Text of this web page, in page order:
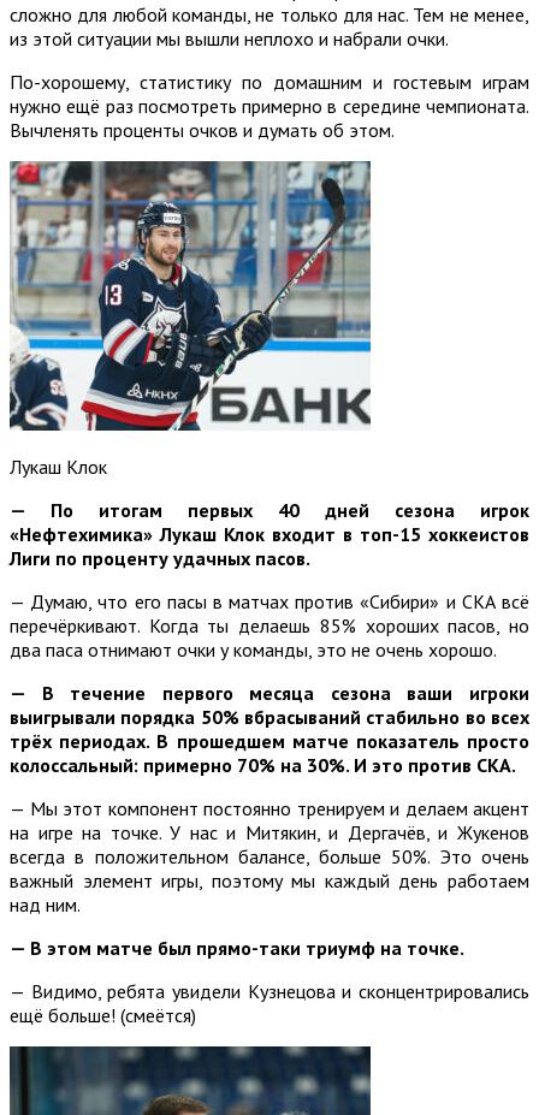
сложно для любой команды, не только для нас. Тем не менее,
из этой ситуации мы вышли неплохо и набрали очки.
По-хорошему, статистику по домашним и гостевым играм
нужно ещё раз посмотреть примерно в середине чемпионата.
Вычленять проценты очков и думать об этом.
Лукаш Клок
— По итогам первых 40 дней сезона игрок
«Нефтехимика» Лукаш Клок входит в топ-15 хоккеистов
Лиги по проценту удачных пасов.
— Думаю, что его пасы в матчах против «Сибири» и СКА всё
перечёркивают. Когда ты делаешь 85% хороших пасов, но
два паса отнимают очки у команды, это не очень хорошо.
— В течение первого месяца сезона ваши игроки
выигрывали порядка 50% вбрасываний стабильно во всех
трёх периодах. В прошедшем матче показатель просто
колоссальный: примерно 70% на 30%. И это против СКА.
— Мы этот компонент постоянно тренируем и делаем акцент
на игре на точке. У нас и Митякин, и Дергачёв, и Жукенов
всегда в положительном балансе, больше 50%. Это очень
важный элемент игры, поэтому мы каждый день работаем
над ним.
— В этом матче был прямо-таки триумф на точке.
— Видимо, ребята увидели Кузнецова и сконцентрировались
ещё больше! (смеётся)